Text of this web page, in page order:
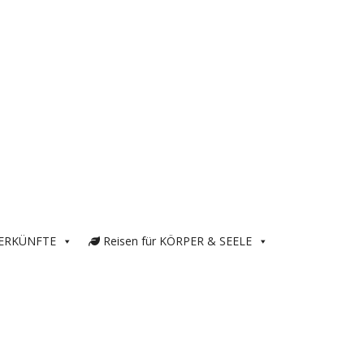
Reisen für KÖRPER & SEELE